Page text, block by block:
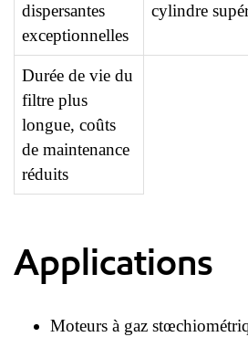
dispersantes
exceptionnelles
cylindre
Durée de vie du
filtre plus
longue, coûts
de maintenance
réduits
Applications
Moteurs à gaz